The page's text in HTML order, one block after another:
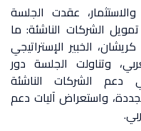
عقدت الجلسة
الشركات الناشئة: ما
الخبير الإستراتيجي
وتناولت الجلسة دور
دعم الشركات الناشئة
واستعراض آليات دعم